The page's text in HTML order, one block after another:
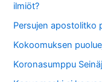
ilmiöt?
Persujen apostolitko
Kokoomuksen
Koronasumppu